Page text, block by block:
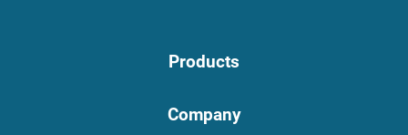
Products
Company